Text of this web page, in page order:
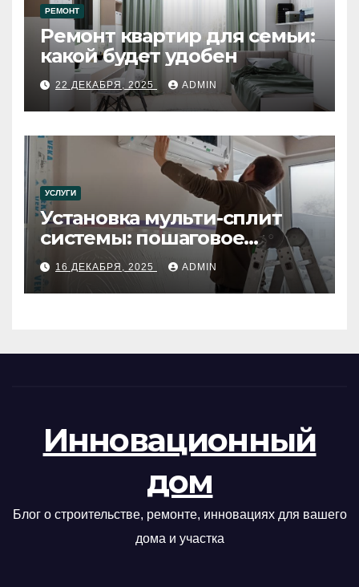
РЕМОНТ
Ремонт квартир для семьи:
какой будет удобен
22 ДЕКАБРЯ, 2025 ADMIN
УСЛУГИ
Установка мульти-сплит
системы: пошаговое
руководство
16 ДЕКАБРЯ, 2025 ADMIN
Инновационный
дом
Блог о строительстве, ремонте, инновациях для вашего
дома и участка